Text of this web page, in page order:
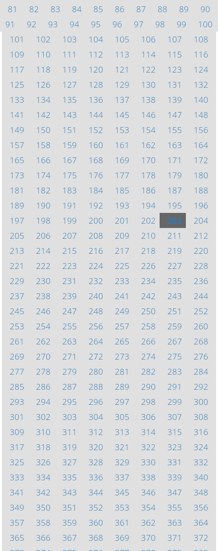
81
82 83 84 85 86 87 88 89
90
91
92 93 94 95 96 97 98 99
100
101
102 103 104 105 106 107
108
109
110 111 112 113 114 115
116
117
118 119 120 121 122 123
124
125
126 127 128 129 130 131
132
133
134 135 136 137 138 139
140
141
142 143 144 145 146 147
148
149
150 151 152 153 154 155
156
157
158 159 160 161 162 163
164
165
166 167 168 169 170 171
172
173
174 175 176 177 178 179
180
181
182 183 184 185 186 187
188
189
190 191 192 193 194 195
196
197
198 199 200 201 202 203
204
205
206 207 208 209 210 211
212
213
214 215 216 217 218 219
220
221
222 223 224 225 226 227
228
229
230 231 232 233 234 235
236
237
238 239 240 241 242 243
244
245
246 247 248 249 250 251
252
253
254 255 256 257 258 259
260
261
262 263 264 265 266 267
268
269
270 271 272 273 274 275
276
277
278 279 280 281 282 283
284
285
286 287 288 289 290 291
292
293
294 295 296 297 298 299
300
301
302 303 304 305 306 307
308
309
310 311 312 313 314 315
316
317
318 319 320 321 322 323
324
325
326 327 328 329 330 331
332
333
334 335 336 337 338 339
340
341
342 343 344 345 346 347
348
349
350 351 352 353 354 355
356
357
358 359 360 361 362 363
364
365
366 367 368 369 370 371
372